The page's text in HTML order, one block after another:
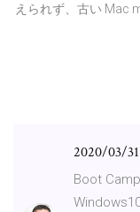
えられず、古い Mac
2020/03/31
Boot